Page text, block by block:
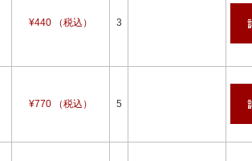
¥440 （税込） 3
¥770 （税込） 5